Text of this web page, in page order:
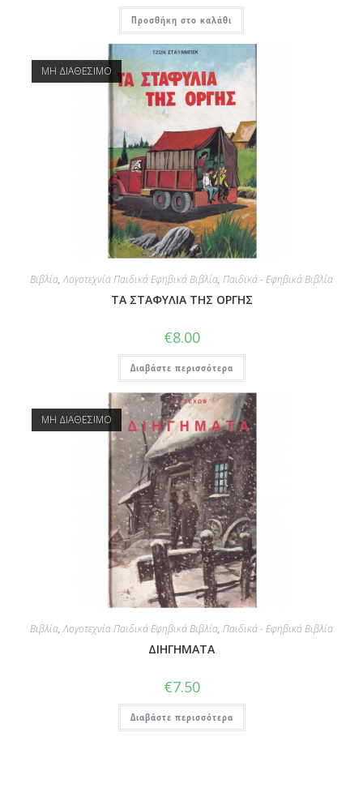
Προσθήκη στο καλάθι
ΜΗ ΔΙΑΘΕΣΙΜΟ
Βιβλία,Λογοτεχνία Παιδικά Εφηβικά Βιβλία, Παιδικά - Εφηβικά Βιβλία
ΤΑ ΣΤΑΦΥΛΙΑ ΤΗΣ ΟΡΓΗΣ
€8.00
Διαβάστε περισσότερα
ΜΗ ΔΙΑΘΕΣΙΜΟ
Βιβλία,Λογοτεχνία Παιδικά Εφηβικά Βιβλία, Παιδικά - Εφηβικά Βιβλία
ΔΙΗΓΗΜΑΤΑ
€7.50
Διαβάστε περισσότερα